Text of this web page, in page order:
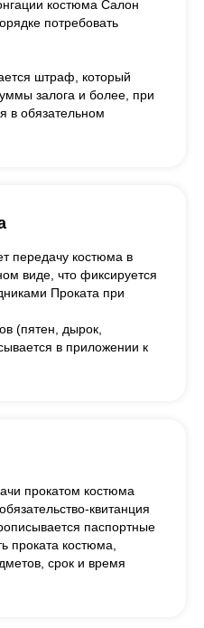
костюма Салон
потребовать
штраф, который
залога и более, при
в обязательном
передачу костюма в
виде, что фиксируется
Проката при
(пятен, дырок,
в приложении к
прокатом костюма
квитанция
паспортные
проката костюма,
срок и время